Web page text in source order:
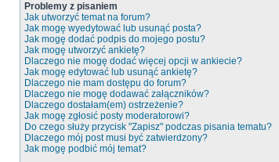
Problemy z pisaniem
Jak utworzyć temat na forum?
Jak mogę wyedytować lub usunąć posta?
Jak mogę dodać podpis do mojego postu?
Jak mogę utworzyć ankietę?
Dlaczego nie mogę dodać więcej opcji w ankiecie?
Jak mogę edytować lub usunąć ankietę?
Dlaczego nie mam dostępu do forum?
Dlaczego nie mogę dodawać załączników?
Dlaczego dostałam(em) ostrzeżenie?
Jak mogę zgłosić posty moderatorowi?
Do czego służy przycisk "Zapisz" podczas pisania tematu?
Dlaczego mój post musi być zatwierdzony?
Jak mogę podbić mój temat?